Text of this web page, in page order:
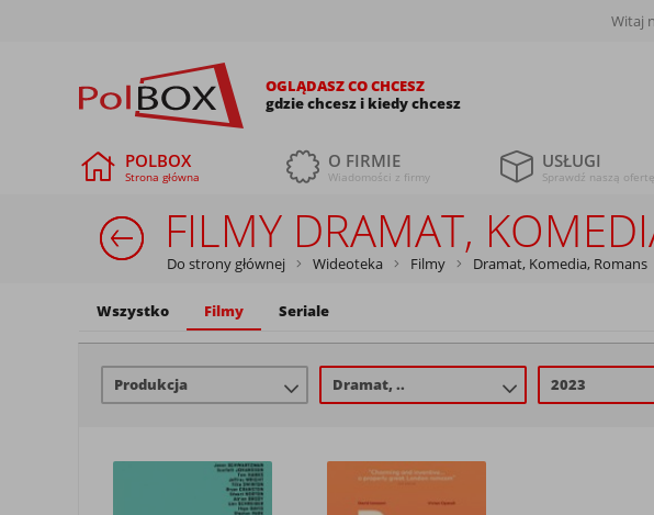
Witaj
OGLĄDASZ CO CHCESZ
gdzie chcesz i kiedy chcesz
POLBOX
Strona główna
O FIRMIE
Wiadomości z firmy
USŁUGI
Sprawdź naszą ofertę
FILMY DRAMAT,
Do strony głównej Wideoteka Filmy Dramat, Komedia, Romans
Wszystko Filmy Seriale
Produkcja Dramat, .. 2023